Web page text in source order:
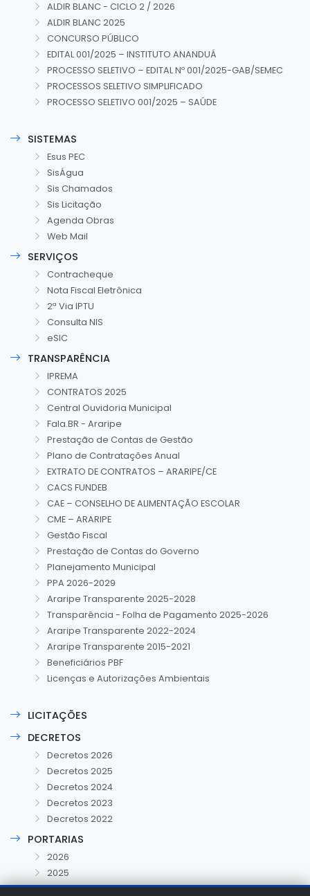
ALDIR BLANC - CICLO 2 / 2026
ALDIR BLANC 2025
CONCURSO PÚBLICO
EDITAL 001/2025 – INSTITUTO ANANDUÁ
PROCESSO SELETIVO – EDITAL Nº 001/2025-GAB/SEMEC
PROCESSOS SELETIVO SIMPLIFICADO
PROCESSO SELETIVO 001/2025 – SAÚDE
SISTEMAS
Esus PEC
SisÁgua
Sis Chamados
Sis Licitação
Agenda Obras
Web Mail
SERVIÇOS
Contracheque
Nota Fiscal Eletrônica
2ª Via IPTU
Consulta NIS
eSIC
TRANSPARÊNCIA
IPREMA
CONTRATOS 2025
Central Ouvidoria Municipal
Fala.BR - Araripe
Prestação de Contas de Gestão
Plano de Contratações Anual
EXTRATO DE CONTRATOS – ARARIPE/CE
CACS FUNDEB
CAE – CONSELHO DE ALIMENTAÇÃO ESCOLAR
CME – ARARIPE
Gestão Fiscal
Prestação de Contas do Governo
Planejamento Municipal
PPA 2026-2029
Araripe Transparente 2025-2028
Transparência - Folha de Pagamento 2025-2026
Araripe Transparente 2022-2024
Araripe Transparente 2015-2021
Beneficiários PBF
Licenças e Autorizações Ambientais
LICITAÇÕES
DECRETOS
Decretos 2026
Decretos 2025
Decretos 2024
Decretos 2023
Decretos 2022
PORTARIAS
2026
2025